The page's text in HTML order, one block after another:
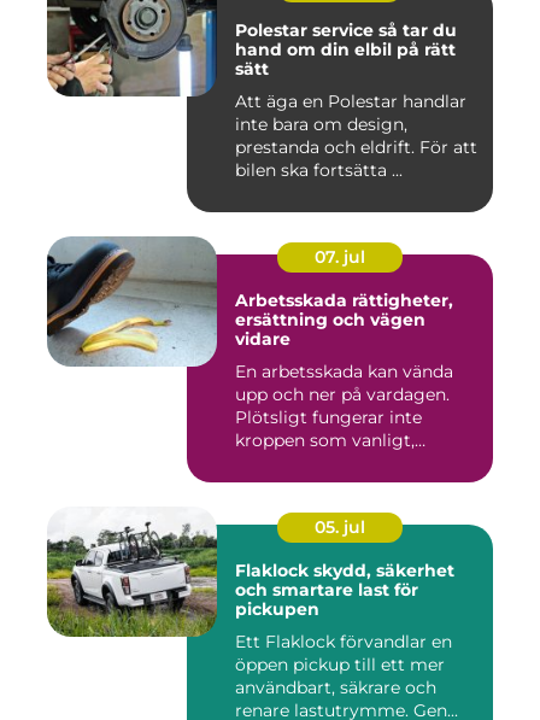
Polestar service så tar du
hand om din elbil på rätt
sätt
Att äga en Polestar handlar
inte bara om design,
prestanda och eldrift. För att
bilen ska fortsätta ...
07. jul
Arbetsskada rättigheter,
ersättning och vägen
vidare
En arbetsskada kan vända
upp och ner på vardagen.
Plötsligt fungerar inte
kroppen som vanligt,
05. jul
Flaklock skydd, säkerhet
och smartare last för
pickupen
Ett Flaklock förvandlar en
öppen pickup till ett mer
användbart, säkrare och
renare lastutrymme. Gen...